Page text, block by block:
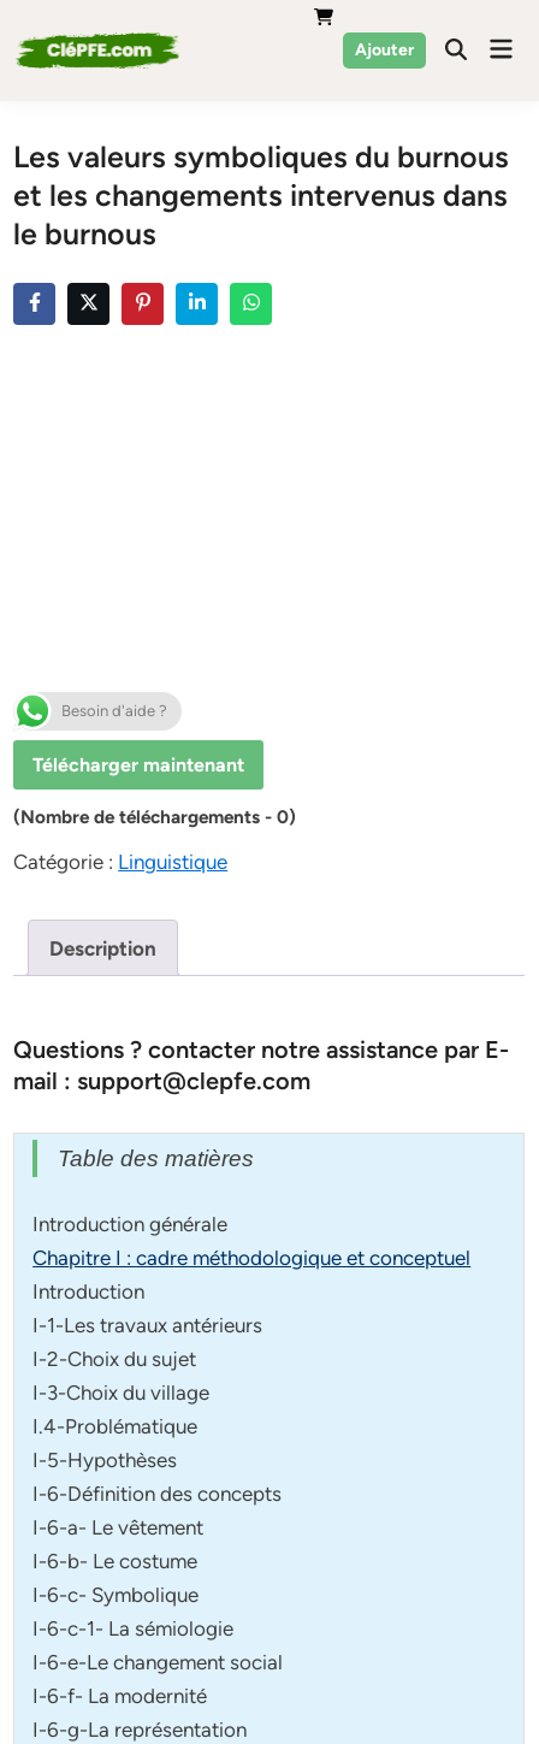
content
Ajouter
Les valeurs symboliques du burnous
et les changements intervenus dans
le burnous
Besoin d'aide ?
Télécharger maintenant
(Nombre de téléchargements - 0)
Catégorie : Linguistique
Description
Questions ? contacter notre assistance par E-
mail : support@clepfe.com
Table des matières
Introduction générale
Chapitre I : cadre méthodologique et conceptuel
Introduction
I-1-Les travaux antérieurs
I-2-Choix du sujet
I-3-Choix du village
I.4-Problématique
I-5-Hypothèses
I-6-Définition des concepts
I-6-a- Le vêtement
I-6-b- Le costume
I-6-c- Symbolique
I-6-c-1- La sémiologie
I-6-e-Le changement social
I-6-f- La modernité
I-6-g-La représentation